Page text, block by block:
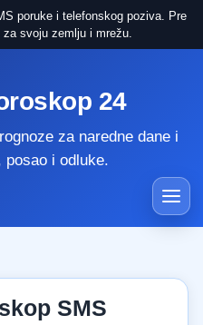
poruke i telefonskog poziva. Pre
za svoju zemlju i mrežu.
24
za naredne dane i
i odluke.
SMS